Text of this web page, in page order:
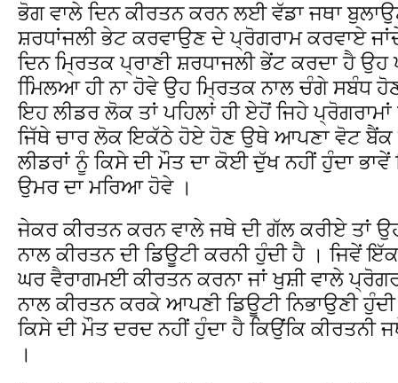
ਭੋਗ ਵਾਲੇ ਦਿਨ ਕੀਰਤਨ ਕਰਨ ਲਈ ਵੱਡਾ ਜਥਾ
ਸ਼ਰਧਾਂਜਲੀ ਭੇਟ ਕਰਵਾਉਣ ਦੇ ਪ੍ਰੋਗਰਾਮ ਕਰਵਾਏ
ਦਿਨ ਮ੍ਰਿਤਕ ਪ੍ਰਾਣੀ ਸ਼ਰਧਾਜਲੀ ਭੇਂਟ ਕਰਦਾ ਹੈ ਉਹ
ਮਿਿਲਆ ਹੀ ਨਾ ਹੋਵੇ ਉਹ ਮ੍ਰਿਤਕ ਨਾਲ ਚੰਗੇ ਸਬੰਧ
ਇਹ ਲੀਡਰ ਲੋਕ ਤਾਂ ਪਹਿਲਾਂ ਹੀ ਏਹੋਂ ਜਿਹੇ
ਜਿੱਥੇ ਚਾਰ ਲੋਕ ਇਕੱਠੇ ਹੋਏ ਹੋਣ ਉਥੇ ਆਪਣਾ ਵੋਟ ਬੈਂਕ
ਲੀਡਰਾਂ ਨੂੰ ਕਿਸੇ ਦੀ ਮੌਤ ਦਾ ਕੋਈ ਦੁੱਖ ਨਹੀਂ ਹੁੰਦਾ ਭਾਵੇਂ
ਉਮਰ ਦਾ ਮਰਿਆ ਹੋਵੇ ।
ਜੇਕਰ ਕੀਰਤਨ ਕਰਨ ਵਾਲੇ ਜਥੇ ਦੀ ਗੱਲ ਕਰੀਏ ਤਾਂ
ਨਾਲ ਕੀਰਤਨ ਦੀ ਡਿਊਟੀ ਕਰਨੀ ਹੁੰਦੀ ਹੈ । ਜਿਵੇਂ
ਘਰ ਵੈਰਾਗਮਈ ਕੀਰਤਨ ਕਰਨਾ ਜਾਂ ਖੁਸ਼ੀ ਵਾਲੇ
ਨਾਲ ਕੀਰਤਨ ਕਰਕੇ ਆਪਣੀ ਡਿਊਟੀ ਨਿਭਾਉਣੀ
ਕਿਸੇ ਦੀ ਮੌਤ ਦਰਦ ਨਹੀਂ ਹੁੰਦਾ ਹੈ ਕਿਉਂਕਿ ਕੀਰਤਨੀ
।